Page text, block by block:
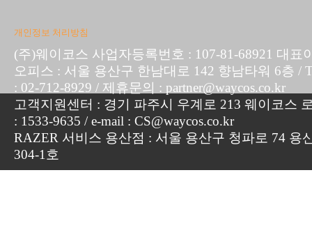
개인정보 처리방침
(주)웨이코스 사업자등록번호 : 107-81-68921 대표
오피스 : 서울 용산구 한남대로 142 향남타워 6층 /
: 02-712-8929 / 제휴문의 : partner@waycos.co.kr
고객지원센터 : 경기 파주시 우계로 213 웨이코스
: 1533-9635 / e-mail : CS@waycos.co.kr
RAZER 서비스 용산점 : 서울 용산구 청파로 74 용
304-1호